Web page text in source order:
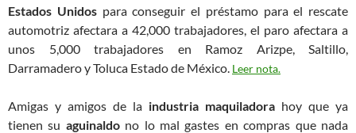
Estados Unidospara conseguir el préstamo para el rescate
automotriz afectara a 42,000 trabajadores, el paro afectara a
unos 5,000 trabajadores en Ramoz Arizpe, Saltillo,
Darramadero y Toluca Estado de México. Leer nota.
Amigas y amigos de la industria maquiladora hoy que ya
tienen su aguinaldo no lo mal gastes en compras que nada